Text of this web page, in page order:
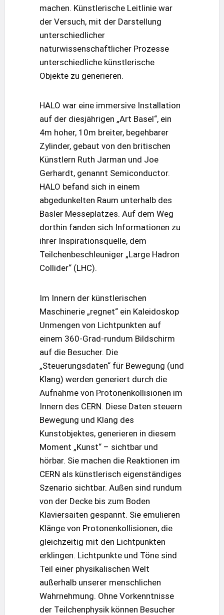
machen. Künstlerische Leitlinie war
der Versuch, mit der Darstellung
unterschiedlicher
naturwissenschaftlicher Prozesse
unterschiedliche künstlerische
Objekte zu generieren.
HALO war eine immersive Installation
auf der diesjährigen „Art Basel“, ein
4m hoher, 10m breiter, begehbarer
Zylinder, gebaut von den britischen
Künstlern Ruth Jarman und Joe
Gerhardt, genannt Semiconductor.
HALO befand sich in einem
abgedunkelten Raum unterhalb des
Basler Messeplatzes. Auf dem Weg
dorthin fanden sich Informationen zu
ihrer Inspirationsquelle, dem
Teilchenbeschleuniger „Large Hadron
Collider“ (LHC).
Im Innern der künstlerischen
Maschinerie „regnet“ ein Kaleidoskop
Unmengen von Lichtpunkten auf
einem 360-Grad-rundum Bildschirm
auf die Besucher. Die
„Steuerungsdaten“ für Bewegung (und
Klang) werden generiert durch die
Aufnahme von Protonenkollisionen im
Innern des CERN. Diese Daten steuern
Bewegung und Klang des
Kunstobjektes, generieren in diesem
Moment „Kunst“ – sichtbar und
hörbar. Sie machen die Reaktionen im
CERN als künstlerisch eigenständiges
Szenario sichtbar. Außen sind rundum
von der Decke bis zum Boden
Klaviersaiten gespannt. Sie emulieren
Klänge von Protonenkollisionen, die
gleichzeitig mit den Lichtpunkten
erklingen. Lichtpunkte und Töne sind
Teil einer physikalischen Welt
außerhalb unserer menschlichen
Wahrnehmung. Ohne Vorkenntnisse
der Teilchenphysik können Besucher